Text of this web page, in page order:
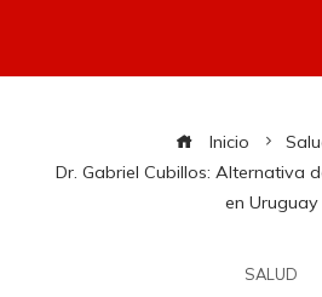
Inicio
Dr. Gabriel Cubillos: Alternativa
en Uruguay
SALUD